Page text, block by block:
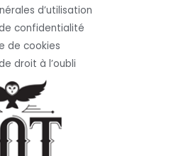
d’utilisation
confidentialité
de cookies
droit à l’oubli